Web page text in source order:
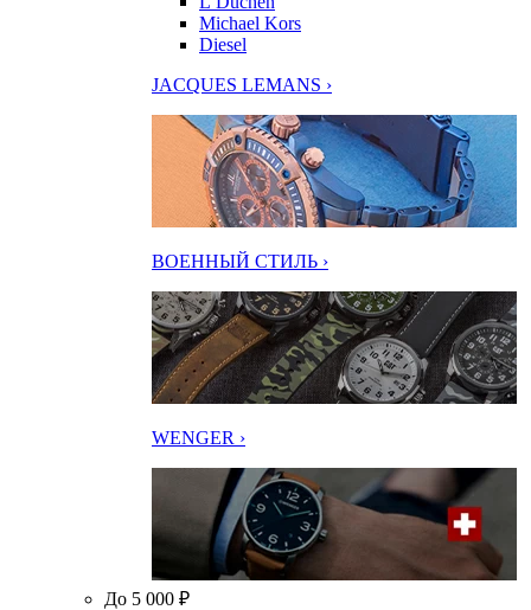
Michael Kors
Diesel
JACQUES LEMANS ›
ВОЕННЫЙ СТИЛЬ ›
WENGER ›
До 5 000 ₽